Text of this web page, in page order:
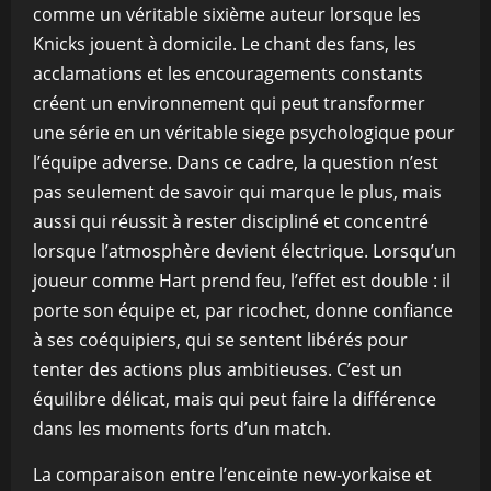
comme un véritable sixième auteur lorsque les
Knicks jouent à domicile. Le chant des fans, les
acclamations et les encouragements constants
créent un environnement qui peut transformer
une série en un véritable siege psychologique pour
l’équipe adverse. Dans ce cadre, la question n’est
pas seulement de savoir qui marque le plus, mais
aussi qui réussit à rester discipliné et concentré
lorsque l’atmosphère devient électrique. Lorsqu’un
joueur comme Hart prend feu, l’effet est double : il
porte son équipe et, par ricochet, donne confiance
à ses coéquipiers, qui se sentent libérés pour
tenter des actions plus ambitieuses. C’est un
équilibre délicat, mais qui peut faire la différence
dans les moments forts d’un match.
La comparaison entre l’enceinte new-yorkaise et